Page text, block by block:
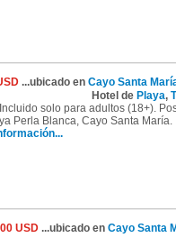
...ubicado en Cayo Santa
Hotel de Playa,
solo para adultos (18+).
Perla Blanca, Cayo Santa
USD...ubicado en Cayo Santa